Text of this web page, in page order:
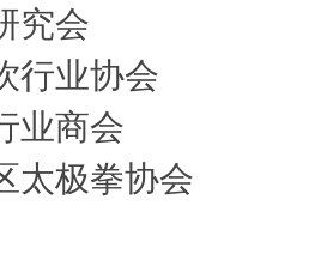
究会
行业协会
业商会
太极拳协会